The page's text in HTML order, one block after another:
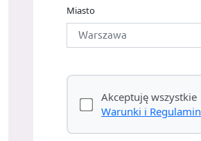
Miasto
Akceptuję wszystkie
Warunki i Regulamin